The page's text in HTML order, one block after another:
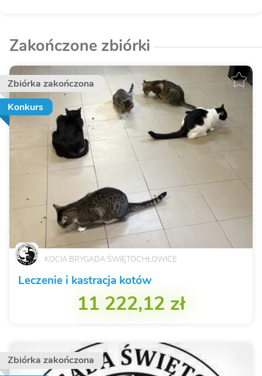
Zakończone zbiórki
Zbiórka zakończona
Konkurs
KOCIA BRYGADA ŚWIĘTOCHŁOWICE
Leczenie i kastracja kotów
11 222,12 zł
Zbiórka zakończona